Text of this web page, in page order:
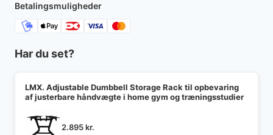
Betalingsmuligheder
Har du set?
LMX. Adjustable Dumbbell Storage Rack til opbevaring
af justerbare håndvægte i home gym og træningsstudier
2.895kr.